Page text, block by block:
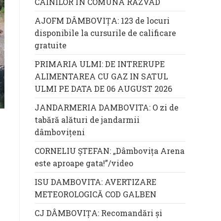
AJOFM DÂMBOVIȚA: 123 de locuri
disponibile la cursurile de calificare
gratuite
PRIMARIA ULMI: DE INTRERUPE
ALIMENTAREA CU GAZ IN SATUL
ULMI PE DATA DE 06 AUGUST 2026
JANDARMERIA DAMBOVITA: O zi de
tabără alături de jandarmii
dâmbovițeni
CORNELIU ȘTEFAN: „Dâmbovița Arena
este aproape gata!”/video
ISU DAMBOVITA: AVERTIZARE
METEOROLOGICĂ COD GALBEN
CJ DÂMBOVIȚA: Recomandări și